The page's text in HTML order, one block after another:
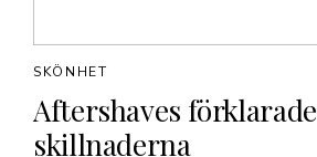
Aftershaves
skillnaderna
SKÖNHET